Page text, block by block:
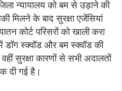
न्यायालय को बम से उड़ाने की
मिलने के बाद सुरक्षा एजेंसियां
कोर्ट परिसरों को खाली करा
में डॉग स्क्वॉड और बम स्क्वॉड की
वहीं सुरक्षा कारणों से सभी अदालतों
दी गई है।